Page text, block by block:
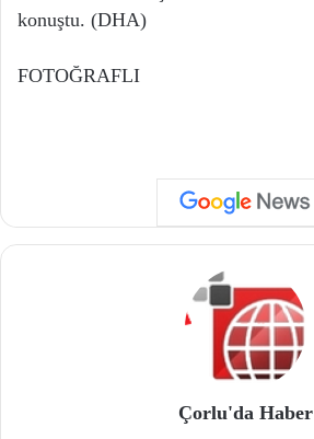
konuştu. (DHA)
FOTOĞRAFLI
Çorlu'da Haber